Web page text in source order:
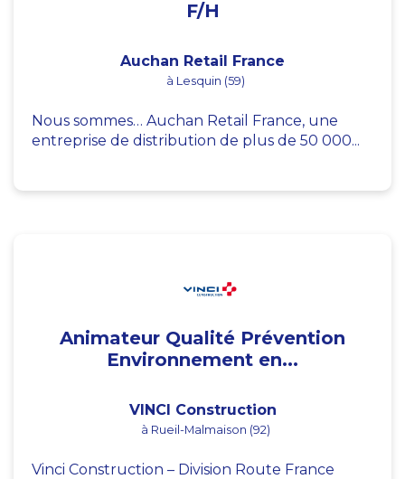
F/H
Auchan Retail France
à Lesquin (59)
Nous sommes… Auchan Retail France, une
entreprise de distribution de plus de 50 000...
Animateur Qualité Prévention
Environnement en...
VINCI Construction
à Rueil-Malmaison (92)
Vinci Construction – Division Route France